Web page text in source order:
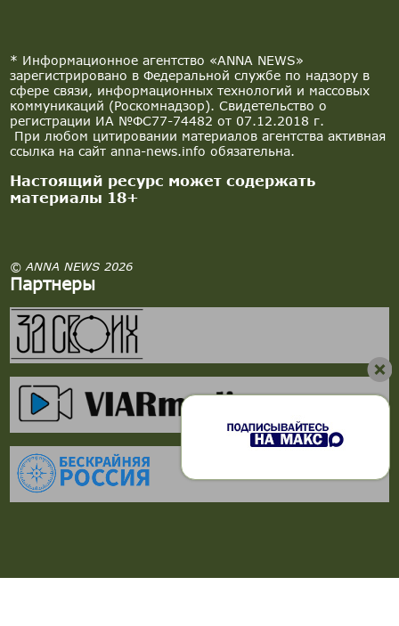
* Информационное агентство «ANNA NEWS»
зарегистрировано в Федеральной службе по надзору в
сфере связи, информационных технологий и массовых
коммуникаций (Роскомнадзор). Свидетельство о
регистрации ИА №ФС77-74482 от 07.12.2018 г.
При любом цитировании материалов агентства активная
ссылка на сайт anna-news.info обязательна.
Настоящий ресурс может содержать
материалы 18+
© ANNA NEWS 2026
Партнеры